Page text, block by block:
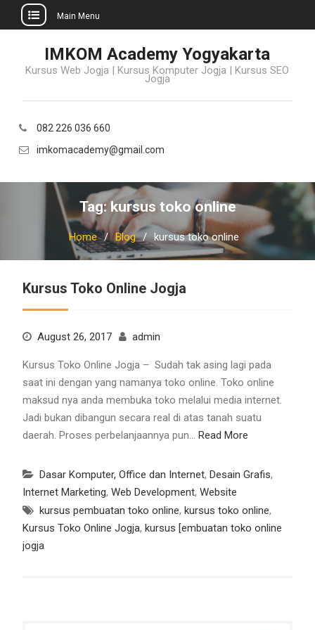
content
Main Menu
IMKOM Academy Yogyakarta
Kursus Web Jogja | Kursus Komputer Jogja | Kursus SEO
Jogja
082 226 036 660
imkomacademy@gmail.com
Tag: kursus toko online
Home Blog kursus toko online
Kursus Toko Online Jogja
August 26, 2017 admin
Kursus Toko Online Jogja – Sudah tak asing lagi pada
saat ini dengan yang namanya toko online. Toko online
maksud nya anda membuka toko melalui media internet.
Jadi bukan dibangun secara real di atas tanah suatu
daerah. Proses perbelanjaannya pun… Read More
Dasar Komputer, Office dan Internet, Desain Grafis,
Internet Marketing, Web Development, Website
kursus pembuatan toko online, kursus toko online,
Kursus Toko Online Jogja, kursus [embuatan toko online
jogja